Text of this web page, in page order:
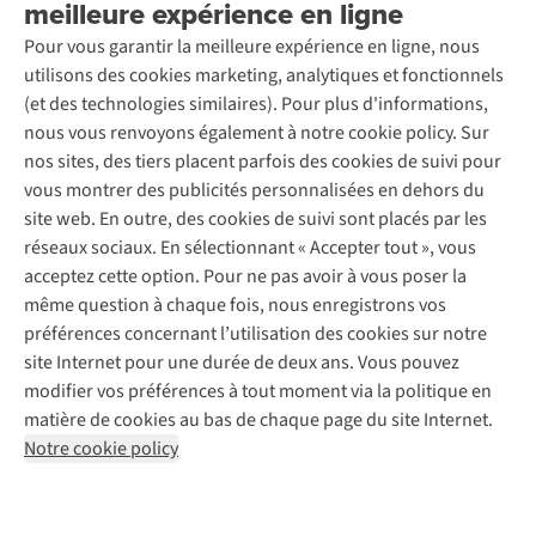
meilleure expérience en ligne
Pour vous garantir la meilleure expérience en ligne, nous
utilisons des cookies marketing, analytiques et fonctionnels
(et des technologies similaires). Pour plus d'informations,
nous vous renvoyons également à notre cookie policy. Sur
nos sites, des tiers placent parfois des cookies de suivi pour
vous montrer des publicités personnalisées en dehors du
site web. En outre, des cookies de suivi sont placés par les
réseaux sociaux. En sélectionnant « Accepter tout », vous
acceptez cette option. Pour ne pas avoir à vous poser la
même question à chaque fois, nous enregistrons vos
préférences concernant l’utilisation des cookies sur notre
site Internet pour une durée de deux ans. Vous pouvez
modifier vos préférences à tout moment via la politique en
matière de cookies au bas de chaque page du site Internet.
Notre cookie policy
Rétractation d'une commande
Entretien & réparations
Garantie
Contactez-nous
À propos d’Ayacucho
Nos magasins
À propos d’A.S.Adventure
Déclaration d'accessibilité
Seconde-main
Entretien de ski
Service de lavage
Entretien de chaussures
Réparation de chaussures
Réparation de vêtements
Retouches
Pour les entreprises
Découvrez
A.S.Magazine
Explore Camp
Expertise & conseils
Abonnez-vous à la newsletter
Suivez-nous
Mentions légales
Politique de confidentialité
Conditions générales
Cookie Policy